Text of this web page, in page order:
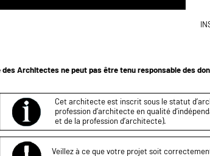
des Architectes ne peut pas être tenu responsable des
Cet architecte est inscrit sous le statut
profession d’architecte en qualité
et de la profession d’architecte).
Veillez à ce que votre projet soit